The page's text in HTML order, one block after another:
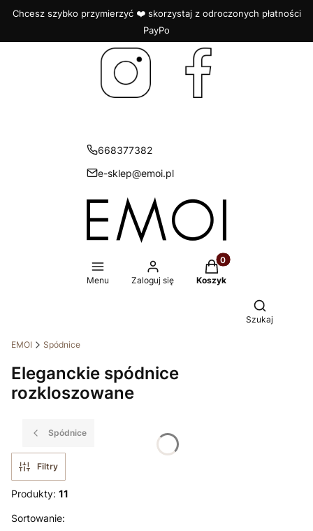
Chcesz szybko przymierzyć ❤️ skorzystaj z odroczonych płatności
PayPo
668377382
e-sklep@emoi.pl
Menu Zaloguj się
Produkty w
Koszyk
Otwórz
Szukaj
EMOI Spódnice
Eleganckie spódnice
rozkloszowane
Spódnice
Filtry
Produkty: 11
Lista produktów
Sortowanie: